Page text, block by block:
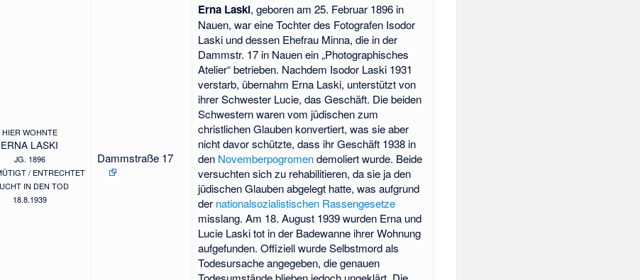
HIER WOHNTE
ERNA LASKI
JG. 1896
/ ENTRECHTET
IN DEN TOD
18.8.1939
Dammstraße 17
Erna Laski, geboren am 25. Februar 1896 in
Nauen, war eine Tochter des Fotografen Isodor
Laski und dessen Ehefrau Minna, die in der
Dammstr. 17 in Nauen ein „Photographisches
Atelier“ betrieben. Nachdem Isodor Laski 1931
verstarb, übernahm Erna Laski, unterstützt von
ihrer Schwester Lucie, das Geschäft. Die beiden
Schwestern waren vom jüdischen zum
christlichen Glauben konvertiert, was sie aber
nicht davor schützte, dass ihr Geschäft 1938 in
den Novemberpogromendemoliert wurde. Beide
versuchten sich zu rehabilitieren, da sie ja den
jüdischen Glauben abgelegt hatte, was aufgrund
der nationalsozialistischen Rassengesetze
misslang. Am 18. August 1939 wurden Erna und
Lucie Laski tot in der Badewanne ihrer Wohnung
aufgefunden. Offiziell wurde Selbstmord als
Todesursache angegeben, die genauen